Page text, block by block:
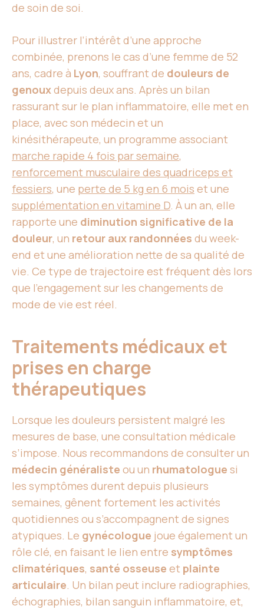
de soin de soi.
Pour illustrer l’intérêt d’une approche
combinée, prenons le cas d’une femme de 52
ans, cadre à Lyon, souffrant de douleurs de
genouxdepuis deux ans. Après un bilan
rassurant sur le plan inflammatoire, elle met en
place, avec son médecin et un
kinésithérapeute, un programme associant
marche rapide 4 fois par semaine,
renforcement musculaire des quadriceps et
fessiers, une perte de 5 kg en 6 mois et une
supplémentation en vitamine D. À un an, elle
rapporte une diminution significative de la
douleur, un retour aux randonnées du week-
end et une amélioration nette de sa qualité de
vie. Ce type de trajectoire est fréquent dès lors
que l’engagement sur les changements de
mode de vie est réel.
Traitements médicaux et
prises en charge
thérapeutiques
Lorsque les douleurs persistent malgré les
mesures de base, une consultation médicale
s’impose. Nous recommandons de consulter un
médecin généraliste ou un rhumatologue si
les symptômes durent depuis plusieurs
semaines, gênent fortement les activités
quotidiennes ou s’accompagnent de signes
atypiques. Le gynécologue joue également un
rôle clé, en faisant le lien entre symptômes
climatériques, santé osseuse et plainte
articulaire. Un bilan peut inclure radiographies,
échographies, bilan sanguin inflammatoire, et,